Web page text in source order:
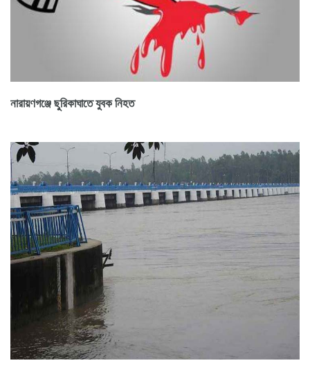
নারায়ণগঞ্জে ছুরিকাঘাতে যুবক নিহত